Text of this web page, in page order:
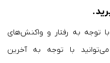
توجه به رفتار و واکنش‌های
با توجه به آخرین